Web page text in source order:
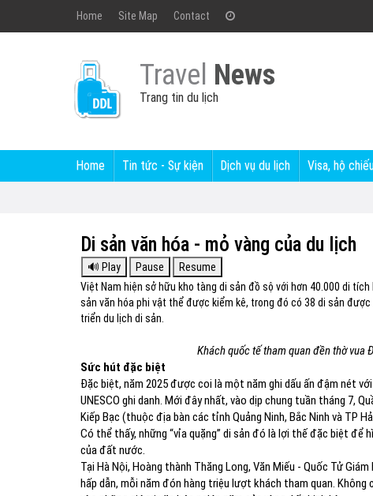
Home Site Map Contact
Travel News
Trang tin du lịch
Home Tin tức - Sự kiện Dịch vụ du lịch Visa, hộ
Di sản văn hóa - mỏ vàng của du lịch
Việt Nam hiện sở hữu kho tàng di sản đồ sộ với hơn 40.000 di
sản văn hóa phi vật thể được kiểm kê, trong đó có 38 di sản
triển du lịch di sản.
Khách quốc tế tham quan đền thờ vua
Sức hút đặc biệt
Đặc biệt, năm 2025 được coi là một năm ghi dấu ấn đậm nét
UNESCO ghi danh. Mới đây nhất, vào dịp chung tuần tháng 7,
Kiếp Bạc (thuộc địa bàn các tỉnh Quảng Ninh, Bắc Ninh và TP
Có thể thấy, những “vỉa quặng” di sản đó là lợi thế đặc biệt để
của đất nước.
Tại Hà Nội, Hoàng thành Thăng Long, Văn Miếu - Quốc Tử
hấp dẫn, mỗi năm đón hàng triệu lượt khách tham quan.